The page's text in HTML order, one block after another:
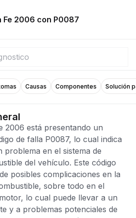
Fe 2006 con P0087
Causas Componentes Solución
2006 está presentando un
de falla P0087, lo cual indica
en el sistema de
del vehículo. Este código
posibles complicaciones en la
sobre todo en el
lo cual puede llevar a un
y a problemas potenciales de